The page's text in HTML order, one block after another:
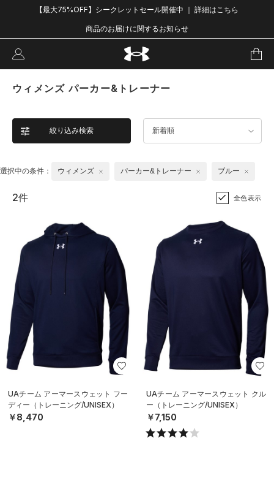
【最大75%OFF】シークレットセール開催中 ｜ 詳細はこちら
商品のお届けに関するお知らせ
ウィメンズ パーカー&トレーナー
絞り込み検索 新着順
選択中の条件： ウィメンズ パーカー&トレーナー ブルー
2件 全色表示
UAチーム アーマースウェット フー
ディー（トレーニング/UNISEX）
￥8,470
UAチーム アーマースウェット クル
ー（トレーニング/UNISEX）
￥7,150